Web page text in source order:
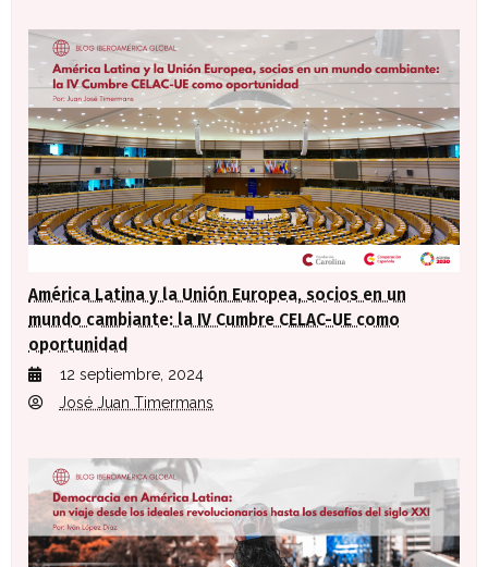
América Latina y la Unión Europea, socios en un
mundo cambiante: la IV Cumbre CELAC-UE como
oportunidad
12 septiembre, 2024
José Juan Timermans